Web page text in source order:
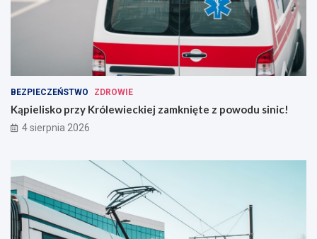
BEZPIECZEŃSTWO ZDROWIE
Kąpielisko przy Królewieckiej zamknięte z powodu sinic!
4 sierpnia 2026